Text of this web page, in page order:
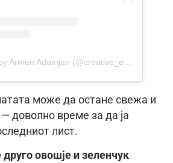
A post shared by Armen Adamjan (@creative_explained)
може да остане свежа и
доволно време за да ја
лист.
овошје и зеленчук